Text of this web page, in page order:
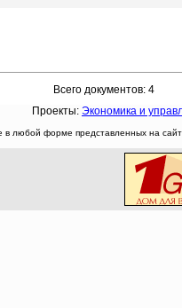
Всего документов: 4
Проекты: Экономика и
в любой форме представленных на